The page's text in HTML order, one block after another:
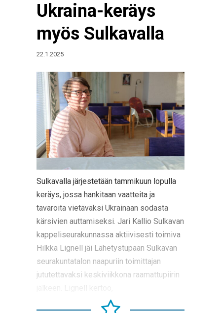
Ukraina-keräys
myös Sulkavalla
22.1.2025
Sulkavalla järjestetään tammikuun lopulla
keräys, jossa hankitaan vaatteita ja
tavaroita vietäväksi Ukrainaan sodasta
kärsivien auttamiseksi. Jari Kallio Sulkavan
kappeliseurakunnassa aktiivisesti toimiva
Hilkka Lignell jäi Lähetystupaan Sulkavan
seurakuntatalon naapuriin toimittajan
jututettavaksi keskiviikkona raamattupiirin